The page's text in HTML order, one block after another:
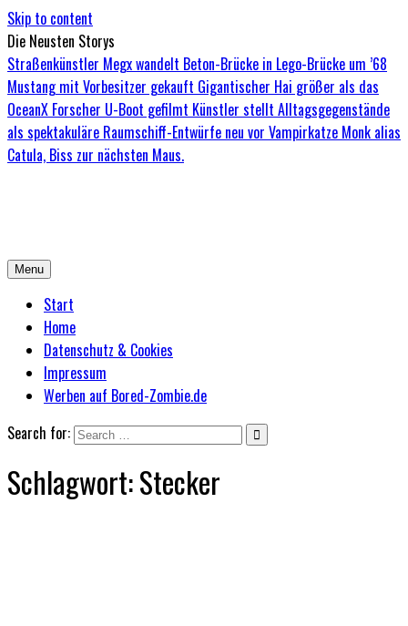
Skip to content
Die Neusten Storys
Straßenkünstler Megx wandelt Beton-Brücke in Lego-Brücke um ’68
Mustang mit Vorbesitzer gekauft Gigantischer Hai größer als das
OceanX Forscher U-Boot gefilmt Künstler stellt Alltagsgegenstände
als spektakuläre Raumschiff-Entwürfe neu vor Vampirkatze Monk alias
Catula, Biss zur nächsten Maus.
Menu
Start
Home
Datenschutz & Cookies
Impressum
Werben auf Bored-Zombie.de
Search for:
Schlagwort:Stecker